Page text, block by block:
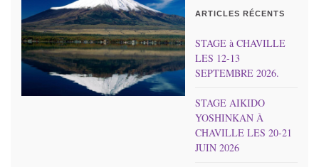
ARTICLES RÉCENTS
STAGE à CHAVILLE
LES 12-13
SEPTEMBRE 2026.
STAGE AIKIDO
YOSHINKAN À
CHAVILLE LES 20-21
JUIN 2026